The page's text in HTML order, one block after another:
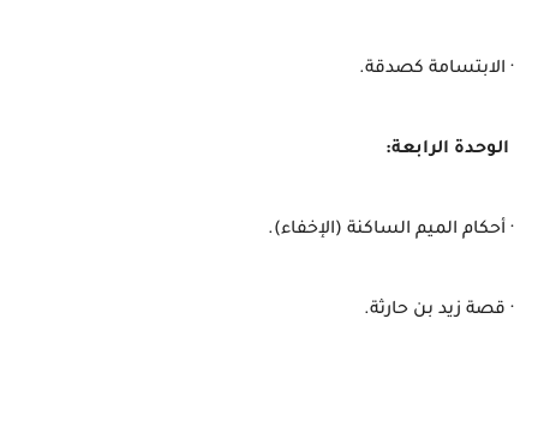
· الابتسامة كصدقة.
الوحدة الرابعة:
· أحكام الميم الساكنة (الإخفاء).
· قصة زيد بن حارثة.